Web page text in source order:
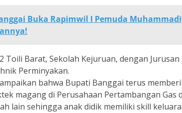
Buka Rapimwil I Pemuda
Toili Barat, Sekolah Kejuruan, dengan
Perminyakan.
bahwa Bupati Banggai terus
magang di Perusahaan Pertambangan Gas
lain sehingga anak didik memiliki skill